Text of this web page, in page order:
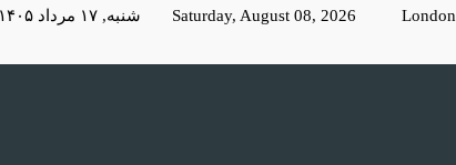
London Saturday, August 08, 2026 شنبه, ۱۷ مرداد ۱۴۰۵